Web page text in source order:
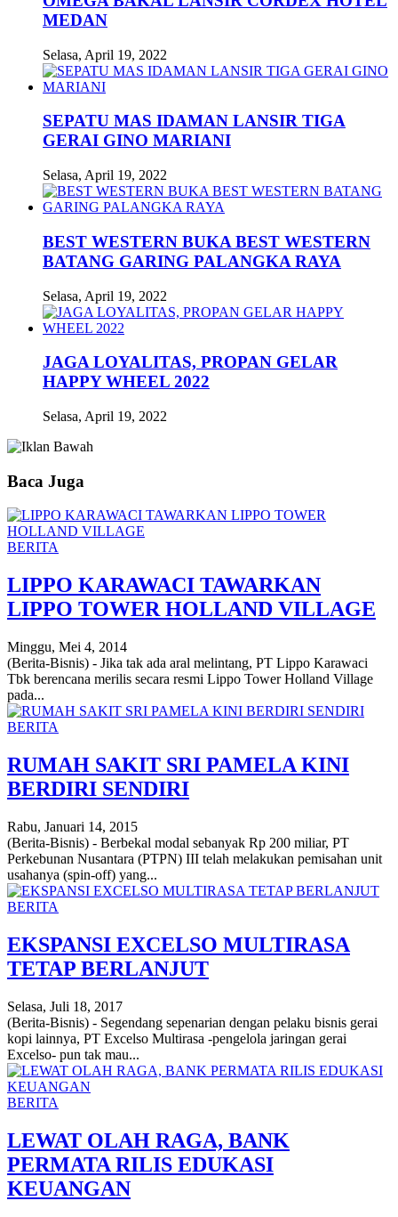
MEDAN
Selasa, April 19, 2022
SEPATU MAS IDAMAN LANSIR TIGA
GERAI GINO MARIANI
Selasa, April 19, 2022
BEST WESTERN BUKA BEST WESTERN
BATANG GARING PALANGKA RAYA
Selasa, April 19, 2022
JAGA LOYALITAS, PROPAN GELAR
HAPPY WHEEL 2022
Selasa, April 19, 2022
Baca Juga
BERITA
LIPPO KARAWACI TAWARKAN
LIPPO TOWER HOLLAND VILLAGE
Minggu, Mei 4, 2014
(Berita-Bisnis) - Jika tak ada aral melintang, PT Lippo Karawaci
Tbk berencana merilis secara resmi Lippo Tower Holland Village
pada...
BERITA
RUMAH SAKIT SRI PAMELA KINI
BERDIRI SENDIRI
Rabu, Januari 14, 2015
(Berita-Bisnis) - Berbekal modal sebanyak Rp 200 miliar, PT
Perkebunan Nusantara (PTPN) III telah melakukan pemisahan unit
usahanya (spin-off) yang...
BERITA
EKSPANSI EXCELSO MULTIRASA
TETAP BERLANJUT
Selasa, Juli 18, 2017
(Berita-Bisnis) - Segendang sepenarian dengan pelaku bisnis gerai
kopi lainnya, PT Excelso Multirasa -pengelola jaringan gerai
Excelso- pun tak mau...
BERITA
LEWAT OLAH RAGA, BANK
PERMATA RILIS EDUKASI
KEUANGAN